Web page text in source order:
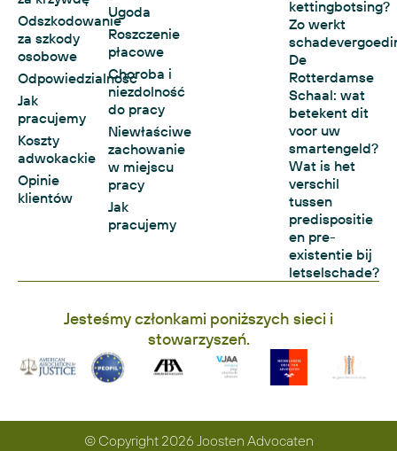
Odszkodowanie
za szkody
osobowe
Odpowiedzialność
Jak
pracujemy
Koszty
adwokackie
Opinie
klientów
Ugoda
Roszczenie
płacowe
Choroba i
niezdolność
do pracy
Niewłaściwe
zachowanie
w miejscu
pracy
Jak
pracujemy
kettingbotsing?
Zo werkt
De
Rotterdamse
Schaal: wat
betekent dit
voor uw
smartengeld?
Wat is het
verschil
tussen
predispositie
en pre-
existentie bij
letselschade?
Jesteśmy członkami poniższych sieci i
stowarzyszeń.
© Copyright 2026 Joosten Advocaten